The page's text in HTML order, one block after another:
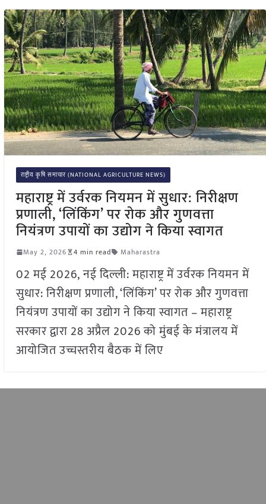
राष्ट्रीय कृषि समाचार (NATIONAL AGRICULTURE NEWS)
महाराष्ट्र में उर्वरक नियमन में सुधार: निरीक्षण
प्रणाली, ‘लिंकिंग’ पर रोक और गुणवत्ता
नियंत्रण उपायों का उद्योग ने किया स्वागत
May 2, 2026 4 min read Maharastra
02 मई 2026, नई दिल्ली: महाराष्ट्र में उर्वरक नियमन में
सुधार: निरीक्षण प्रणाली, ‘लिंकिंग’ पर रोक और गुणवत्ता
नियंत्रण उपायों का उद्योग ने किया स्वागत – महाराष्ट्र
सरकार द्वारा 28 अप्रैल 2026 को मुंबई के मंत्रालय में
आयोजित उच्चस्तरीय बैठक में लिए